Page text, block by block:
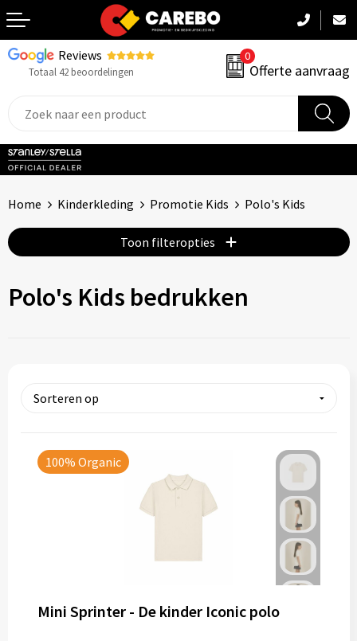
Reviews
Totaal 42 beoordelingen
0
Offerte aanvraag
Terug
Sportkleding
Caps, Mutsen & Sjaals
Handdoeken & Dekens
Relatiegeschenken
Stickers
Home Kinderkleding Promotie Kids Polo's Kids
Toon filteropties
Polo's Kids bedrukken
100% Organic
Mini Sprinter - De kinder Iconic polo